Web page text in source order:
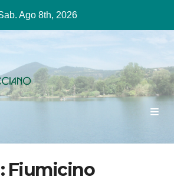
Ago 8th, 2026
Fiumicino